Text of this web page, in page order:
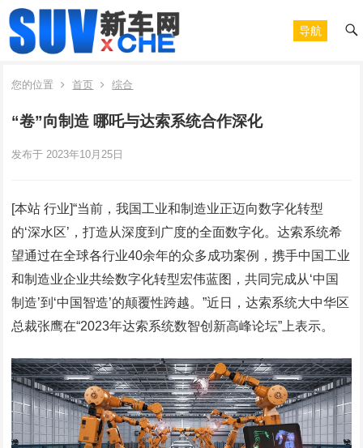
导航
您的位置 首页 综合
“卷”向制造 哪吒与达索系统合作深化
发布于 2023年10月25日
[本站 行业]“当前，我国工业和制造业正迈向数字化转型
的‘深水区’，打造从深度到广度的全面数字化。达索系统希
望通过在全球各行业40余年的众多成功案例，携手中国工业
和制造业企业共绘数字化转型宏伟蓝图，共同完成从‘中国
制造’到‘中国智造’的颠覆性跨越。”近日，达索系统大中华区
总裁张鹰在“2023年达索系统数智创新高峰论坛”上表示。